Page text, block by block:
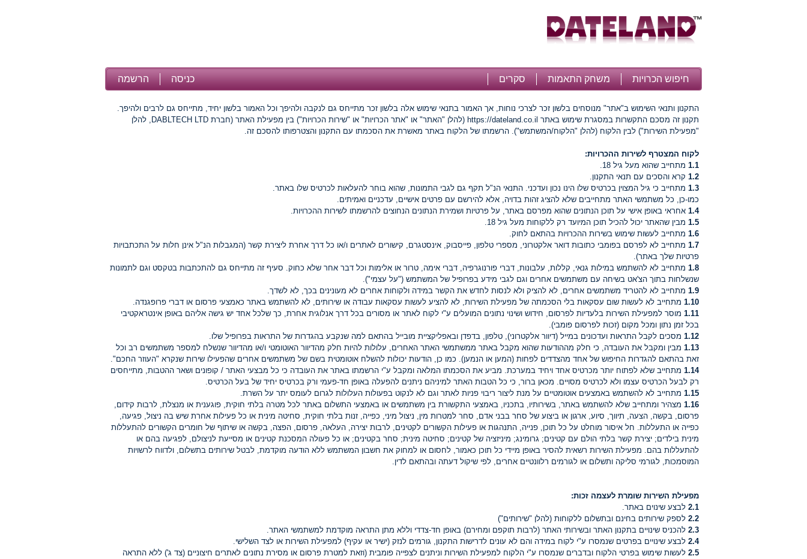
חיפוש הכרויות משחק התאמות סקרים הרשמה כניסה
התקנון ותנאי השימוש ב"אתר" מנוסחים בלשון זכר לצרכי נוחות, אך האמור בתנאי שימוש אלה בלשון זכר מתייחס גם לנקבה ולהיפך וכל האמור בלשון יחיד, מתייחס גם לרבים ולהיפך.
תקנון זה מסכם התקשרות במסגרת שימוש באתר https://dateland.co.il (להלן "האתר" או "אתר הכרויות" או "שירות הכרויות") בין מפעילת האתר (חברת
DABLTECH LTD , להלן
"מפעילת השירות") לבין הלקוח (להלן "הלקוח/המשתמש"). הרשמתו של הלקוח באתר מאשרת את הסכמתו עם התקנון והצטרפותו להסכם זה.
לקוח המצטרף לשירות ההכרויות:
1.1 מתחייב שהוא מעל גיל 18.
1.2 קרא והסכים עם תנאי התקנון.
1.3 מתחייב כי גיל המצוין בכרטיס שלו הינו נכון ועדכני. התנאי הנ"ל תקף גם לגבי התמונות, שהוא בוחר להעלאות לכרטיס שלו באתר.
כמו-כן, כל משתמשי האתר מתחייבים שלא להציג זהות בדויה, אלא להירשם עם פרטים אישיים, עדכניים ואמיתים.
1.4 אחראי באופן אישי על תוכן הנתונים שהוא מפרסם באתר, על פרטיות ושמירת הנתונים הנחוצים להרשמתו לשירות ההכרויות.
1.5 מבין שהאתר יכול להכיל תוכן המיועד רק ללקוחות מעל גיל 18.
1.6 מתחייב לעשות שימוש בשירות ההכרויות בהתאם לחוק.
1.7 מתחייב לא לפרסם בפומבי כתובות דואר אלקטרוני, מספרי טלפון, פייסבוק, אינסטגרם, קישורים לאתרים ו/או כל דרך אחרת ליצירת קשר (המגבלות הנ"ל אינן חלות על התכתבויות
פרטיות שלך באתר).
1.8 מתחייב לא להשתמש במילות גנאי, קללות, עלבונות, דברי פורנוגרפיה, דברי אימה, טרור או אלימות וכל דבר אחר שלא כחוק. סעיף זה מתייחס גם להתכתבות בטקסט וגם לתמונות
שנשלחות בתוך הצ'אט בשיחה עם משתמשים אחרים וגם לגבי מידע בפרופיל של המשתמש ("על עצמי").
1.9 מתחייב לא להטריד משתמשים אחרים, לא להציק ולא לנסות לחדש את הקשר במידה ולקוחות אחרים לא מעונינים בכך, לא לשדך.
1.10 מתחייב לא לעשות שום עסקאות בלי הסכמתה של מפעילת השירות, לא להציע לעשות עסקאות עבודה או שירותים, לא להשתמש באתר כאמצעי פרסום או דברי פרופגנדה.
1.11 מוסר למפעילת השירות בלעדיות לפרסום, חידוש ושינוי נתונים המועלים ע"י לקוח לאתר או מסורים בכל דרך אנלוגית אחרת, כך שלכל אחד יש גישה אליהם באופן אינטראקטיבי
בכל זמן נתון ומכל מקום (זכות לפרסום פומבי).
1.12 מסכים לקבל התראות ועדכונים במייל (דיוור אלקטרוני), טלפון, בדפדן ובאפליקציית מובייל בהתאם למה שנקבע בהגדרות של התראות בפרופיל שלו.
1.13 מבין ומקבל את העובדה, כי חלק מההודעות שהוא מקבל באתר ממשתמשי האתר האחרים, עלולות להיות חלק מהדיוור האוטומטי ו/או מהדיוור שנשלח למספר משתמשים רב וכל
זאת בהתאם להגדרות החיפוש של אחד מהצדדים לפחות (המען או הנמען). כמו כן, הודעות יכולות להשלח אוטומטית בשם של משתמשים אחרים שהפעילו שירות שנקרא "העוזר החכם".
1.14 מתחייב שלא לפתוח יותר מכרטיס אחד ויחיד במערכת. מביע את הסכמתו המלאה ומקבל ע"י הרשמתו באתר את העובדה כי כל מבצעי האתר / קופונים ושאר ההטבות, מתייחסים
רק לבעל הכרטיס עצמו ולא לכרטיס מסויים. מכאן ברור, כי כל הטבות האתר למיניהם ניתנים להפעלה באופן חד-פעמי ורק בכרטיס יחיד של בעל הכרטיס.
1.15 מתחייב לא להשתמש באמצעים אוטומטיים על מנת ליצור ריבוי פניות לאתר וגם לא לנקוט בפעולות העלולות לגרום לעומס יתר על השרת.
1.16 מצהיר ומתחייב שלא להשתמש באתר, בשירותיו, בתכניו, באמצעי התקשורת בין משתמשים או באמצעי התשלום באתר לכל מטרה בלתי חוקית, פוגענית או מנצלת, לרבות קידום,
פרסום, בקשה, הצעה, תיווך, סיוע, ארגון או ביצוע של סחר בבני אדם, סחר למטרות מין, ניצול מיני, כפייה, זנות בלתי חוקית, סחיטה מינית או כל פעילות אחרת שיש בה ניצול, פגיעה,
כפייה או התעללות. חל איסור מוחלט על כל תוכן, פנייה, התנהגות או פעילות הקשורים לקטינים, לרבות יצירה, העלאה, פרסום, הפצה, בקשה או שיתוף של חומרים הקשורים להתעללות
מינית בילדים; יצירת קשר בלתי הולם עם קטינים; גרומינג; מיניזציה של קטינים; סחיטה מינית; סחר בקטינים; או כל פעולה המסכנת קטינים או מסייעת לניצולם, לפגיעה בהם או
להתעללות בהם. מפעילת השירות רשאית להסיר באופן מיידי כל תוכן כאמור, לחסום או למחוק את חשבון המשתמש ללא הודעה מוקדמת, לבטל שירותים בתשלום, ולדווח לרשויות
המוסמכות, לגורמי סליקה ותשלום או לגורמים רלוונטיים אחרים, לפי שיקול דעתה ובהתאם לדין.
מפעילת השירות שומרת לעצמה זכות:
2.1 לבצע שינוים באתר.
2.2 לספק שירותים בחינם ובתשלום ללקוחות (להלן "שירותים")
2.3 להכניס שינויים בתקנון האתר ובשירותי האתר (לרבות תוקפם ומחירם) באופן חד-צדדי וללא מתן התראה מוקדמת למשתמשי האתר.
2.4 לבצע שינויים בפרטים שנמסרו ע"י לקוח במידה והם לא עונים לדרישות התקנון, גורמים לנזק (ישיר או עקיף) למפעילת השירות או לצד השלישי.
2.5 לעשות שימוש בפרטי הלקוח ובדברים שנמסרו ע"י הלקוח למפעילת השירות וניתנים לצפייה פומבית (וזאת למטרת פרסום או מסירת נתונים לאתרים חיצוניים (צד ג') ללא התראה